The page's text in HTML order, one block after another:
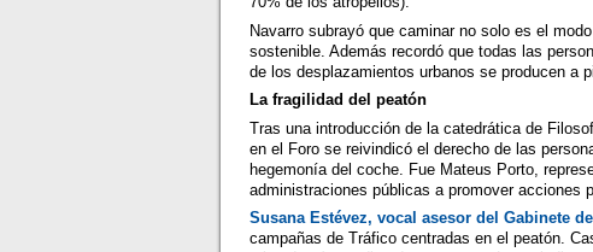
Navarro subrayó que caminar no solo es el
sostenible. Además recordó que todas las
de los desplazamientos urbanos se producen a
La fragilidad del peatón
Tras una introducción de la catedrática de
en el Foro se reivindicó el derecho de las
hegemonía del coche. Fue Mateus Porto,
administraciones públicas a promover acciones
Susana Estévez, vocal asesor del Gabinete
campañas de Tráfico centradas en el peatón.